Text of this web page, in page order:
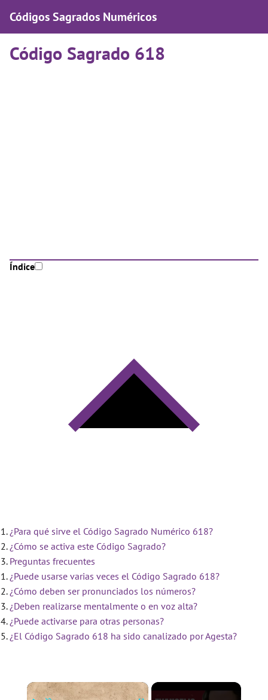
Códigos Sagrados Numéricos
Código Sagrado 618
Índice
¿Para qué sirve el Código Sagrado Numérico 618?
¿Cómo se activa este Código Sagrado?
Preguntas frecuentes
¿Puede usarse varias veces el Código Sagrado 618?
¿Cómo deben ser pronunciados los números?
¿Deben realizarse mentalmente o en voz alta?
¿Puede activarse para otras personas?
¿El Código Sagrado 618 ha sido canalizado por Agesta?
×